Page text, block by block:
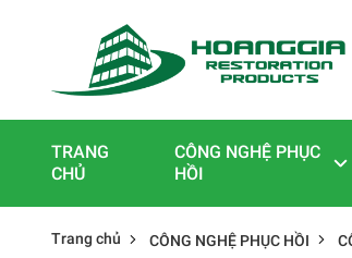
TRANG
CHỦ
CÔNG NGHỆ PHỤC
HỒI
Trang chủ CÔNG NGHỆ PHỤC HỒI